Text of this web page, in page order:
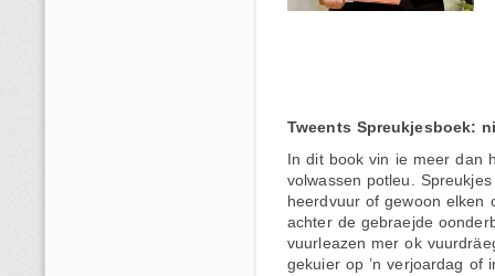
Tweents Spreukjesboek:
In dit book vin ie meer dan
volwassen potleu.
heerdvuur of gewoon elken
achter de gebraejde
vuurleazen mer ok
gekuier op ’n verjoardag of